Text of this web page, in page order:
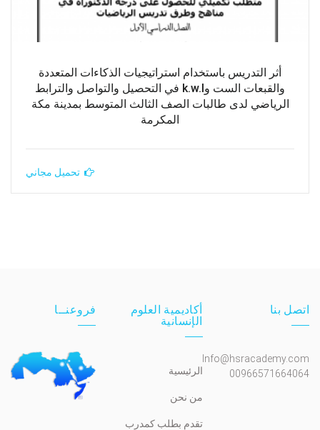
أثر التدريس باستخدام استراتيجيات الذكاءات المتعددة
والقبعات الست وk.w.l في التحصيل والتواصل والترابط
الرياضي لدى طالبات الصف الثالث المتوسط بمدينة مكة
المكرمة
تحميل مجاني
اتصل بنا
Info@hsracademy.com
00966571664064
أكاديمية العلوم
الإنسانية
الرئيسية
من نحن
تقدم بطلب كمدرب
فروعنــا